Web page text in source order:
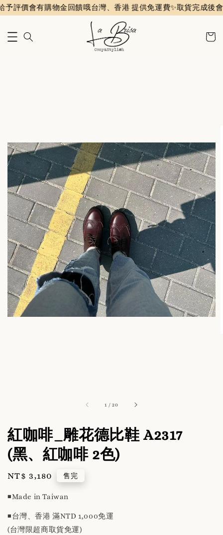
會有購物金回饋哦台灣、香港 提供免運費✨️取貨完成後會收到
1 /20
紅咖啡_雕花德比鞋 A2317
(黑、紅咖啡 2色)
Regular
NT$ 3,180 售完
◾️Made in Taiwan
◾️台灣、香港 滿NTD 1,000免運
(台灣限超商取貨免運)